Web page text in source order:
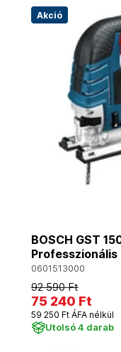
Akció
BOSCH GST
0601513000
92 590 Ft
75 240 Ft
59 250 Ft ÁFA nélkül
Utolsó 4 darab